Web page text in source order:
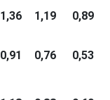
1,36 1,19
0,89
0,91 0,76 0,53